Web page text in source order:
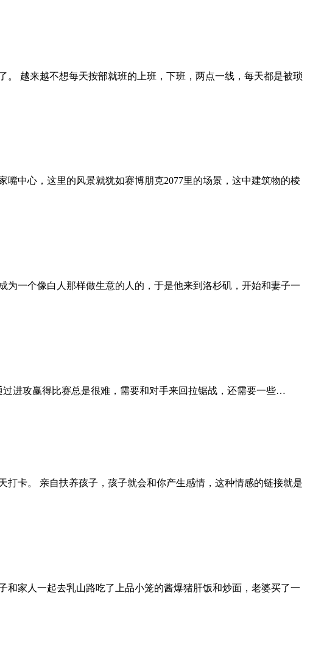
越来越不想每天按部就班的上班，下班，两点一线，每天都是被琐
中心，这里的风景就犹如赛博朋克2077里的场景，这中建筑物的棱
一个像白人那样做生意的人的，于是他来到洛杉矶，开始和妻子一
过进攻赢得比赛总是很难，需要和对手来回拉锯战，还需要一些…
卡。 亲自扶养孩子，孩子就会和你产生感情，这种情感的链接就是
家人一起去乳山路吃了上品小笼的酱爆猪肝饭和炒面，老婆买了一